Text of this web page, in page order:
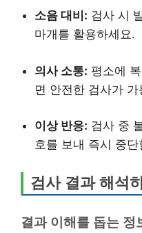
소음 대비: 검사 시
마개를 활용하세요.
의사 소통: 평소에
면 안전한 검사가 가
이상 반응: 검사 중
호를 보내 즉시 중
검사 결과 해석
결과 이해를 돕는 정